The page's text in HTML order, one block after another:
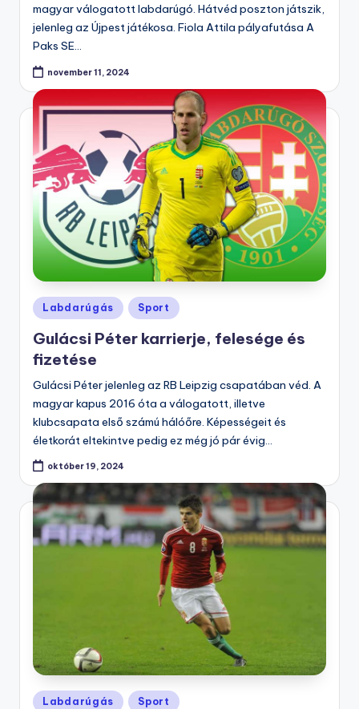
magyar válogatott labdarúgó. Hátvéd poszton játszik,
jelenleg az Újpest játékosa. Fiola Attila pályafutása A
Paks SE…
november 11, 2024
Posted
in
Labdarúgás Sport
Gulácsi Péter karrierje, felesége és
fizetése
Gulácsi Péter jelenleg az RB Leipzig csapatában véd. A
magyar kapus 2016 óta a válogatott, illetve
klubcsapata első számú hálóőre. Képességeit és
életkorát eltekintve pedig ez még jó pár évig…
október 19, 2024
Posted
Labdarúgás Sport